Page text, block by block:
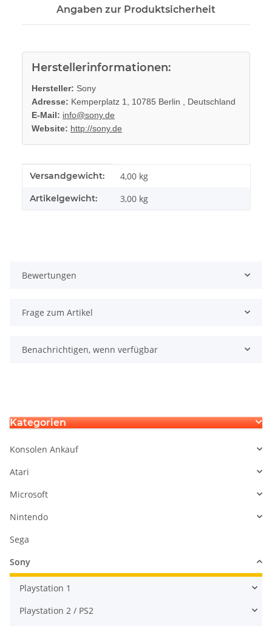
Angaben zur Produktsicherheit
Herstellerinformationen:
Hersteller: Sony
Adresse: Kemperplatz 1, 10785 Berlin , Deutschland
E-Mail: info@sony.de
Website: http://sony.de
Produkteigenschaft
Wert
Versandgewicht: 4,00 kg
Artikelgewicht: 3,00 kg
Bewertungen
Frage zum Artikel
Benachrichtigen, wenn verfügbar
Kategorien
Konsolen Ankauf
Atari
Microsoft
Nintendo
Sega
Sony
Playstation 1
Playstation 2 / PS2